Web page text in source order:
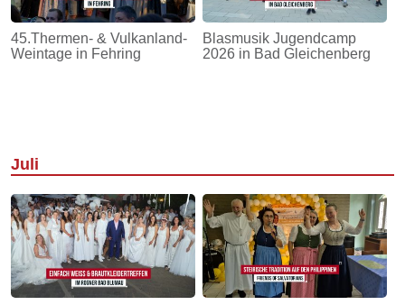
45.Thermen- & Vulkanland-
Weintage in Fehring
Blasmusik Jugendcamp
2026 in Bad Gleichenberg
Juli